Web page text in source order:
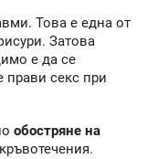
Това е една от
Затова
е да се
прави секс при
обостряне на